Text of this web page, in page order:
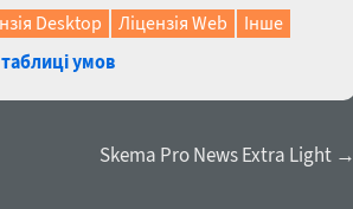
Desktop Ліцензія Web
Інше
таблиці умов
Skema Pro News Extra Light →